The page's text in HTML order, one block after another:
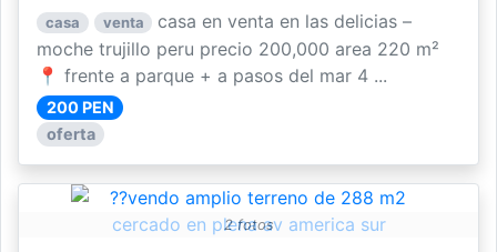
casa venta
casa en venta en las delicias –
moche trujillo peru precio 200,000 area 220 m²
📍 frente a parque + a pasos del mar 4 ...
200 PEN
oferta
2 fotos